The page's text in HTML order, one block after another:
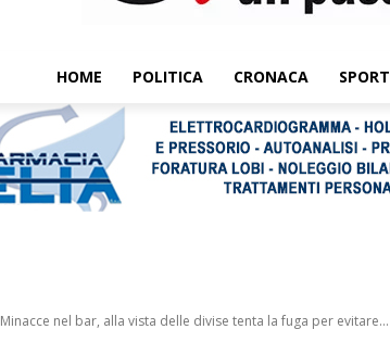
HOME POLITICA CRONACA SPORT
Minacce nel bar, alla vista delle divise tenta la fuga per evitare...